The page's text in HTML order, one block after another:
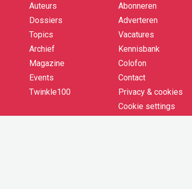
Quick
links
Auteurs
Dossiers
Topics
Archief
Magazine
Events
Twinkle100
Abonneren
Adverteren
Vacatures
Kennisbank
Colofon
Contact
Privacy & cookies
Cookie settings